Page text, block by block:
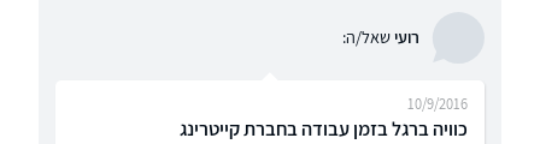
רועישאל/ה:
כוויה ברגל בזמן עבודה בחברת קייטרינג
10/9/2016